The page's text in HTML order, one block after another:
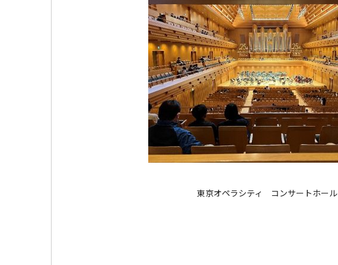
東京オペラシティ コンサートホール